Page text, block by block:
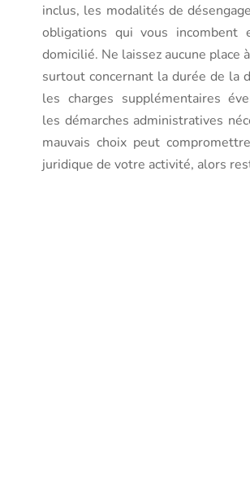
inclus, les modalités de
obligations qui vous incombent
domicilié. Ne laissez aucune place
surtout concernant la durée de la
les charges supplémentaires
les démarches administratives
mauvais choix peut
juridique de votre activité, alors